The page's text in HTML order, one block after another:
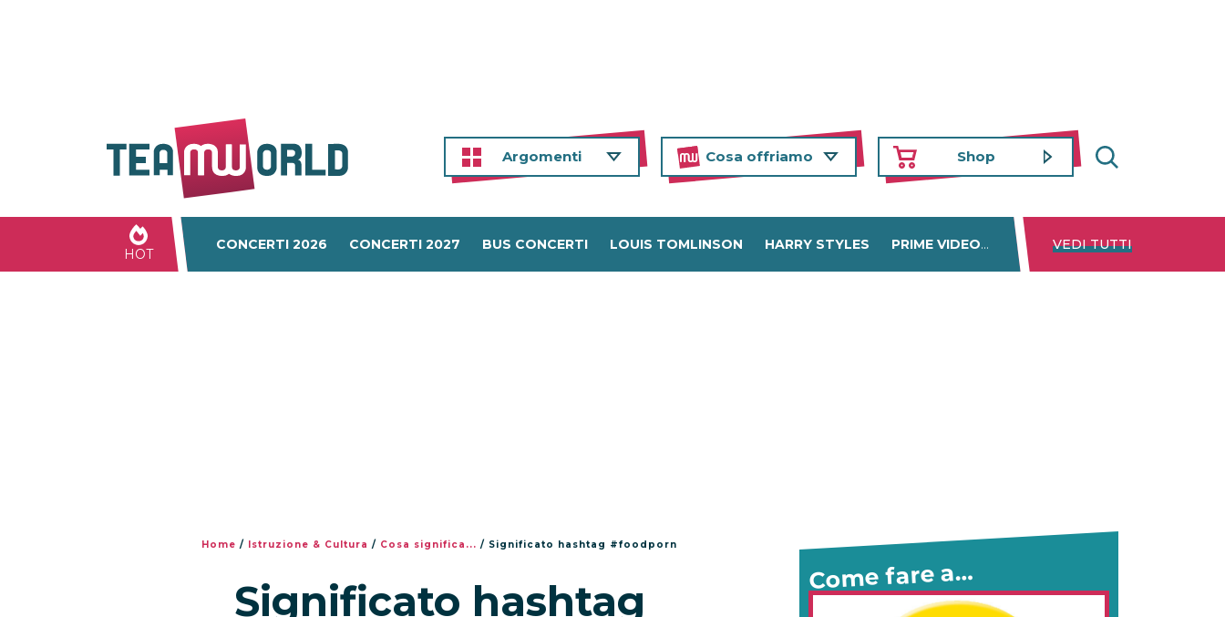
Argomenti Cosa offriamo Shop
HOT
CONCERTI 2026 CONCERTI 2027 BUS CONCERTI LOUIS TOMLINSON HARRY STYLES PRIME VIDEO DISNEY+ NETFLIX
VEDI TUTTI
Home / Istruzione & Cultura / Cosa significa... / Significato hashtag #foodporn
Significato hashtag
Come fare a…